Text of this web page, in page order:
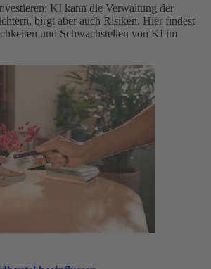
KI kann die Verwaltung der
birgt aber auch Risiken. Hier findest
und Schwachstellen von KI im